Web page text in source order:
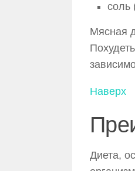
соль
Мясная
Наверх
Диета,